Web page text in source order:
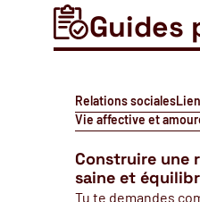
Guides
Relations sociales
Vie affective et
Construire une
saine et
Tu te demandes